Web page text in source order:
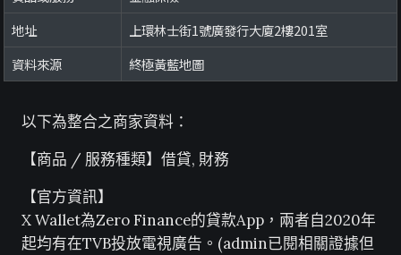
地址
上環林士街1號廣發行大廈2樓201室
資料來源
終極黃藍地圖
以下為整合之商家資料：
【商品 / 服務種類】借貸, 財務
【官方資訊】
X Wallet為Zero Finance的貸款App，兩者自2020年
起均有在TVB投放電視廣告。(admin已閱相關證據但